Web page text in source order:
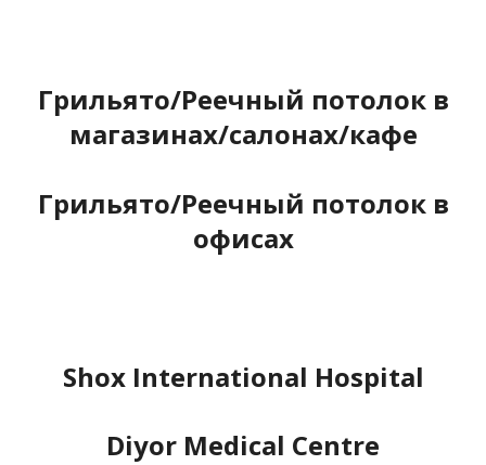
Грильято/Реечный потолок в
магазинах/салонах/кафе
Грильято/Реечный потолок в
офисах
Shox International Hospital
Diyor Medical Centre